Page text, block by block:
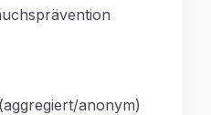
anonym)